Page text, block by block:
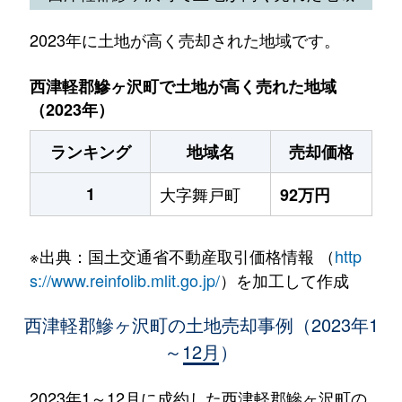
2023年に土地が高く売却された地域です。
西津軽郡鰺ヶ沢町で土地が高く売れた地域
（2023年）
ランキング
地域名
売却価格
1
大字舞戸町 92万円
※出典：国土交通省不動産取引価格情報 （http
s://www.reinfolib.mlit.go.jp/）を加工して作成
西津軽郡鰺ヶ沢町の土地売却事例（2023年1
～12月）